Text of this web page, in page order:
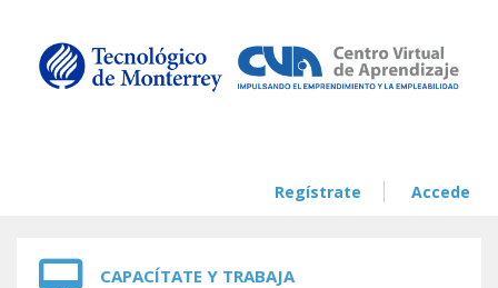
Regístrate Accede
CAPACÍTATE Y TRABAJA